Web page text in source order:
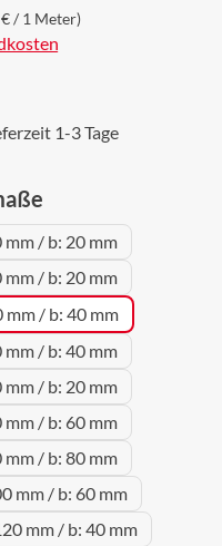
/ 1 Meter)
1-3 Tage
mm / b: 20 mm
mm / b: 20 mm
mm / b: 40 mm
mm / b: 40 mm
mm / b: 20 mm
mm / b: 60 mm
mm / b: 80 mm
mm / b: 60 mm
mm / b: 40 mm